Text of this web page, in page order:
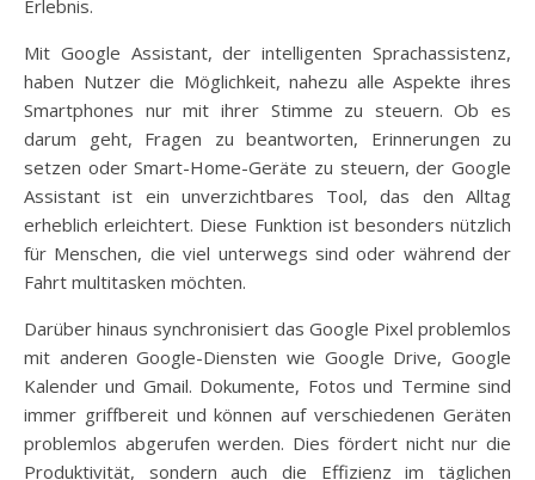
Erlebnis.
Mit Google Assistant, der intelligenten Sprachassistenz,
haben Nutzer die Möglichkeit, nahezu alle Aspekte ihres
Smartphones nur mit ihrer Stimme zu steuern. Ob es
darum geht, Fragen zu beantworten, Erinnerungen zu
setzen oder Smart-Home-Geräte zu steuern, der Google
Assistant ist ein unverzichtbares Tool, das den Alltag
erheblich erleichtert. Diese Funktion ist besonders nützlich
für Menschen, die viel unterwegs sind oder während der
Fahrt multitasken möchten.
Darüber hinaus synchronisiert das Google Pixel problemlos
mit anderen Google-Diensten wie Google Drive, Google
Kalender und Gmail. Dokumente, Fotos und Termine sind
immer griffbereit und können auf verschiedenen Geräten
problemlos abgerufen werden. Dies fördert nicht nur die
Produktivität, sondern auch die Effizienz im täglichen